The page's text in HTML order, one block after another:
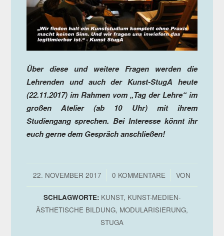
Über diese und weitere Fragen werden die
Lehrenden und auch der Kunst-StugA heute
(22.11.2017) im Rahmen vom „Tag der Lehre“ im
großen Atelier (ab 10 Uhr) mit ihrem
Studiengang sprechen. Bei Interesse könnt ihr
euch gerne dem Gespräch anschließen!
22. NOVEMBER 2017
/ 0 KOMMENTARE
/ VON
SCHLAGWORTE: KUNST, KUNST-MEDIEN-
ÄSTHETISCHE BILDUNG, MODULARISIERUNG,
STUGA